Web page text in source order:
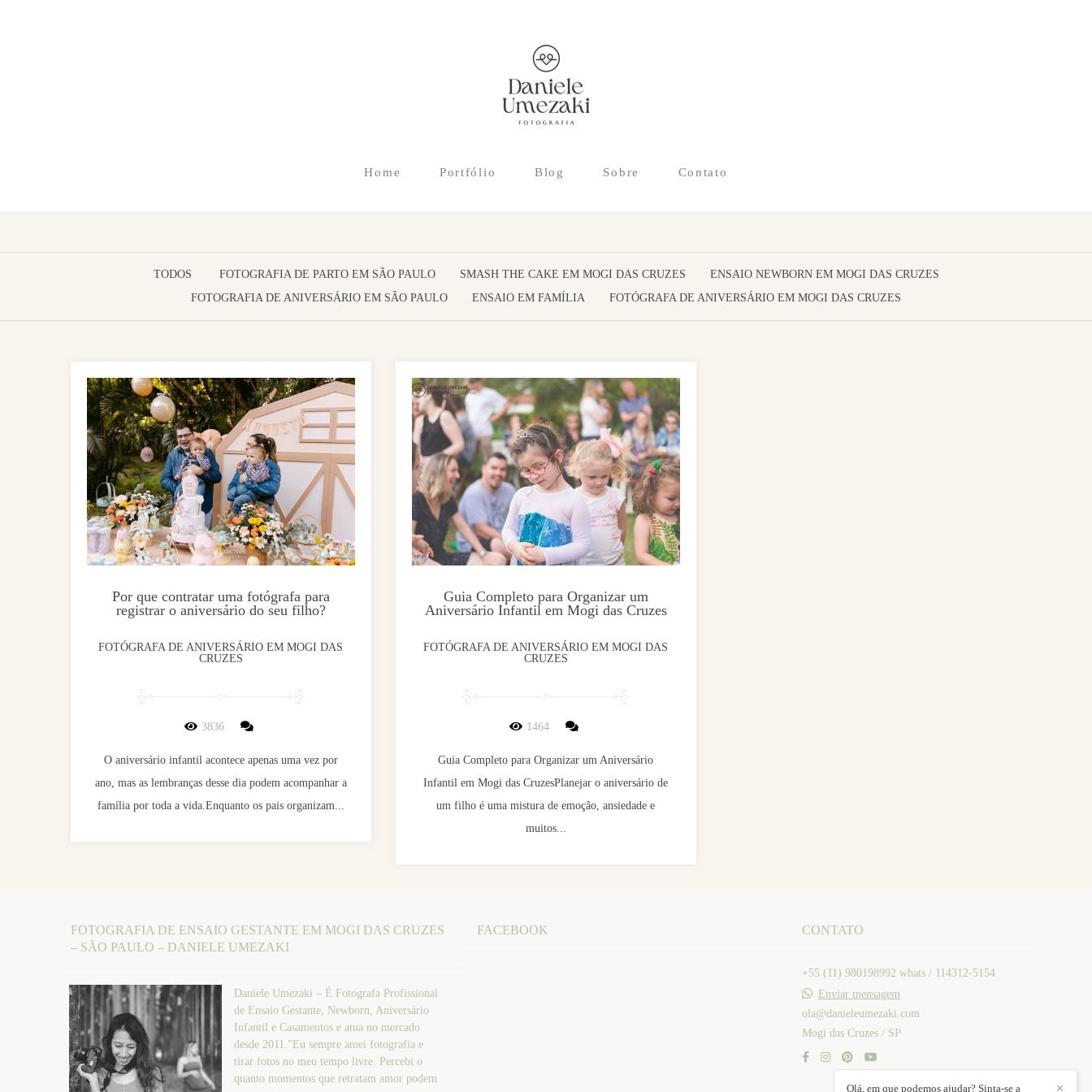
Home Portfólio Blog Sobre Contato
TODOS FOTOGRAFIA DE PARTO EM SÃO PAULO SMASH THE CAKE EM MOGI DAS CRUZES
ENSAIO NEWBORN EM MOGI DAS CRUZES
FOTOGRAFIA DE ANIVERSÁRIO EM SÃO PAULO
ENSAIO EM FAMÍLIA FOTÓGRAFA DE ANIVERSÁRIO EM MOGI DAS CRUZES
Por que contratar uma fotógrafa para
registrar o aniversário do seu filho?
FOTÓGRAFA DE ANIVERSÁRIO EM MOGI DAS
CRUZES
3836
O aniversário infantil acontece apenas uma vez por
ano, mas as lembranças desse dia podem acompanhar a
família por toda a vida.Enquanto os pais organizam...
Guia Completo para Organizar um
Aniversário Infantil em Mogi das Cruzes
FOTÓGRAFA DE ANIVERSÁRIO EM MOGI DAS
CRUZES
1464
Guia Completo para Organizar um Aniversário
Infantil em Mogi das CruzesPlanejar o aniversário de
um filho é uma mistura de emoção, ansiedade e
muitos...
FOTOGRAFIA DE ENSAIO GESTANTE EM MOGI DAS CRUZES
– SÃO PAULO – DANIELE UMEZAKI
Daniele Umezaki – É Fotografa Profissional
de Ensaio Gestante, Newborn, Aniversário
Infantil e Casamentos e atua no mercado
desde 2011."Eu sempre amei fotografia e
tirar fotos no meu tempo livre. Percebi o
quanto momentos que retratam amor podem
FACEBOOK CONTATO
+55 (11) 980198992 whats / 114312-5154
Enviar mensagem
ola@danieleumezaki.com
Mogi das Cruzes / SP
✕
Olá, em que podemos ajudar? Sinta-se a